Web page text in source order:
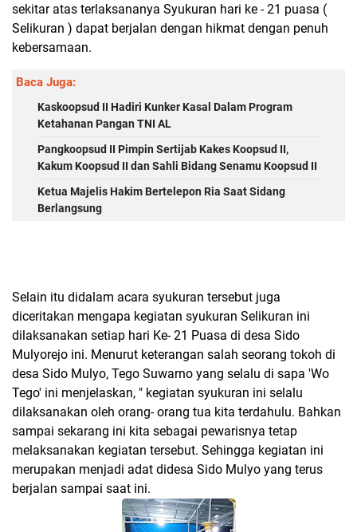
sekitar atas terlaksananya Syukuran hari ke - 21 puasa (
Selikuran ) dapat berjalan dengan hikmat dengan penuh
kebersamaan.
Baca Juga:
Kaskoopsud II Hadiri Kunker Kasal Dalam Program
Ketahanan Pangan TNI AL
Pangkoopsud II Pimpin Sertijab Kakes Koopsud II,
Kakum Koopsud II dan Sahli Bidang Senamu Koopsud II
Ketua Majelis Hakim Bertelepon Ria Saat Sidang
Berlangsung
Selain itu didalam acara syukuran tersebut juga
diceritakan mengapa kegiatan syukuran Selikuran ini
dilaksanakan setiap hari Ke- 21 Puasa di desa Sido
Mulyorejo ini. Menurut keterangan salah seorang tokoh di
desa Sido Mulyo, Tego Suwarno yang selalu di sapa 'Wo
Tego' ini menjelaskan, " kegiatan syukuran ini selalu
dilaksanakan oleh orang- orang tua kita terdahulu. Bahkan
sampai sekarang ini kita sebagai pewarisnya tetap
melaksanakan kegiatan tersebut. Sehingga kegiatan ini
merupakan menjadi adat didesa Sido Mulyo yang terus
berjalan sampai saat ini.